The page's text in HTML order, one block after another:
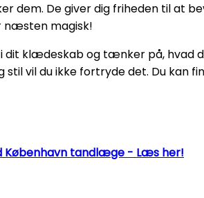
dem. De giver dig friheden til at
næsten magisk!
klædeskab og tænker på, hvad
stil vil du ikke fortryde det. Du kan
København tandlæge - Læs her!